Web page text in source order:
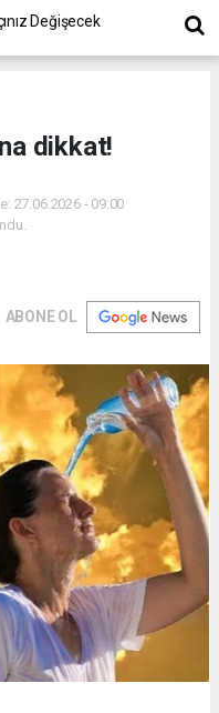
dikkat!
27.06.2026 - 09:00
ABONE OL